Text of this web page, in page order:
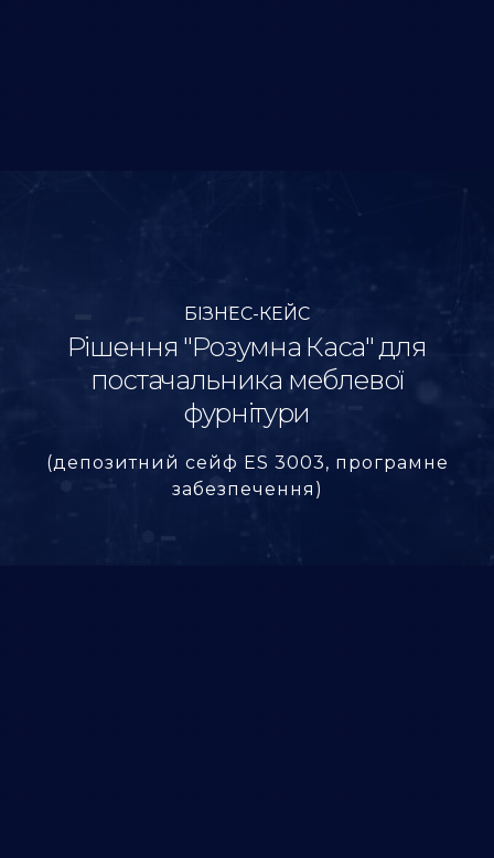
БІЗНЕС-КЕЙС
Рішення "Розумна Каса" для
постачальника меблевої
фурнітури
(депозитний сейф ES 3003, програмне
забезпечення)